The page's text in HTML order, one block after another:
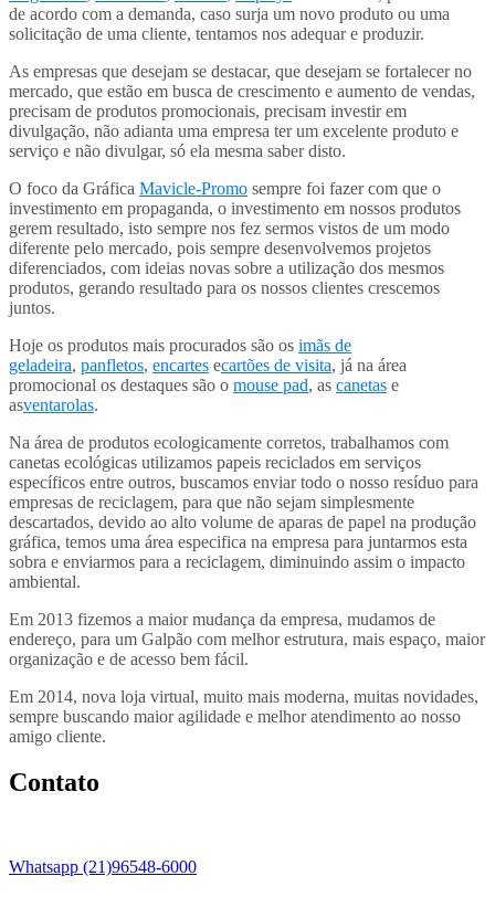
de acordo com a demanda, caso surja um novo produto ou uma
solicitação de uma cliente, tentamos nos adequar e produzir.
As empresas que desejam se destacar, que desejam se fortalecer no
mercado, que estão em busca de crescimento e aumento de vendas,
precisam de produtos promocionais, precisam investir em
divulgação, não adianta uma empresa ter um excelente produto e
serviço e não divulgar, só ela mesma saber disto.
O foco da Gráfica Mavicle-Promo sempre foi fazer com que o
investimento em propaganda, o investimento em nossos produtos
gerem resultado, isto sempre nos fez sermos vistos de um modo
diferente pelo mercado, pois sempre desenvolvemos projetos
diferenciados, com ideias novas sobre a utilização dos mesmos
produtos, gerando resultado para os nossos clientes crescemos
juntos.
Hoje os produtos mais procurados são os imãs de
geladeira, panfletos, encartes ecartões de visita, já na área
promocional os destaques são o mouse pad, as canetas e
asventarolas.
Na área de produtos ecologicamente corretos, trabalhamos com
canetas ecológicas utilizamos papeis reciclados em serviços
específicos entre outros, buscamos enviar todo o nosso resíduo para
empresas de reciclagem, para que não sejam simplesmente
descartados, devido ao alto volume de aparas de papel na produção
gráfica, temos uma área especifica na empresa para juntarmos esta
sobra e enviarmos para a reciclagem, diminuindo assim o impacto
ambiental.
Em 2013 fizemos a maior mudança da empresa, mudamos de
endereço, para um Galpão com melhor estrutura, mais espaço, maior
organização e de acesso bem fácil.
Em 2014, nova loja virtual, muito mais moderna, muitas novidades,
sempre buscando maior agilidade e melhor atendimento ao nosso
amigo cliente.
Contato
Whatsapp (21)96548-6000